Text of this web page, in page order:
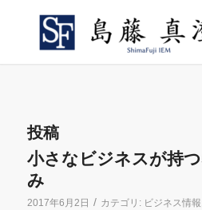
投稿
小さなビジネスが持
み
2017年6月2日 / カテゴリ: ビジネス情報